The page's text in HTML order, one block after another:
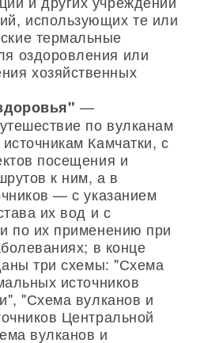
использующих те или
термальные
оздоровления или
хозяйственных
—
по вулканам
Камчатки, с
посещения и
к ним, а в
— с указанием
их вод и с
по их применению при
в конце
три схемы: "Схема
источников
"Схема вулканов и
Центральной
вулканов и